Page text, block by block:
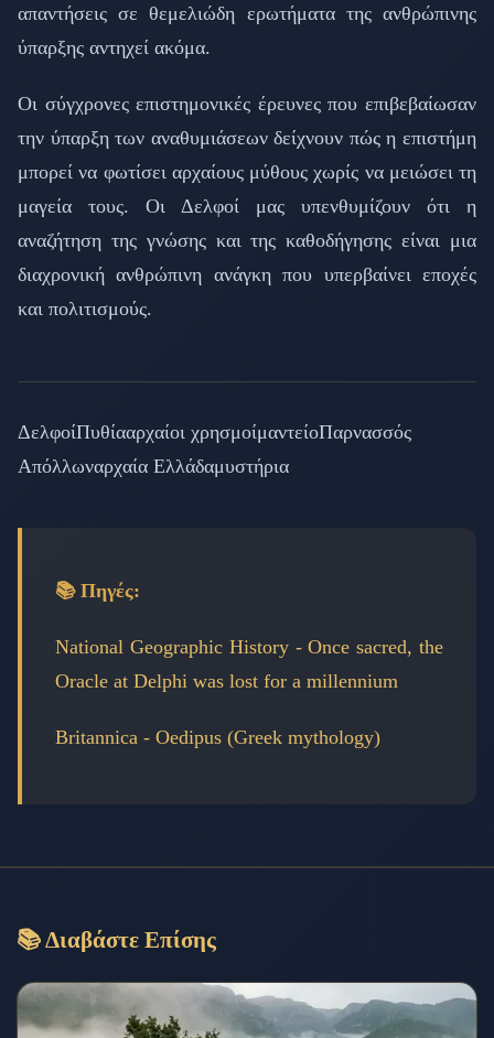
απαντήσεις σε θεμελιώδη ερωτήματα της ανθρώπινης
ύπαρξης αντηχεί ακόμα.
Οι σύγχρονες επιστημονικές έρευνες που επιβεβαίωσαν
την ύπαρξη των αναθυμιάσεων δείχνουν πώς η επιστήμη
μπορεί να φωτίσει αρχαίους μύθους χωρίς να μειώσει τη
μαγεία τους. Οι Δελφοί μας υπενθυμίζουν ότι η
αναζήτηση της γνώσης και της καθοδήγησης είναι μια
διαχρονική ανθρώπινη ανάγκη που υπερβαίνει εποχές
και πολιτισμούς.
ΔελφοίΠυθίααρχαίοι χρησμοίμαντείοΠαρνασσός
Απόλλωναρχαία Ελλάδαμυστήρια
📚 Πηγές:
National Geographic History - Once sacred, the
Oracle at Delphi was lost for a millennium
Britannica - Oedipus (Greek mythology)
📚 Διαβάστε Επίσης